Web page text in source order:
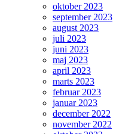
oktober 2023
september 2023
august 2023
juli 2023
juni 2023
maj 2023
april 2023
marts 2023
februar 2023
januar 2023
december 2022
november 2022